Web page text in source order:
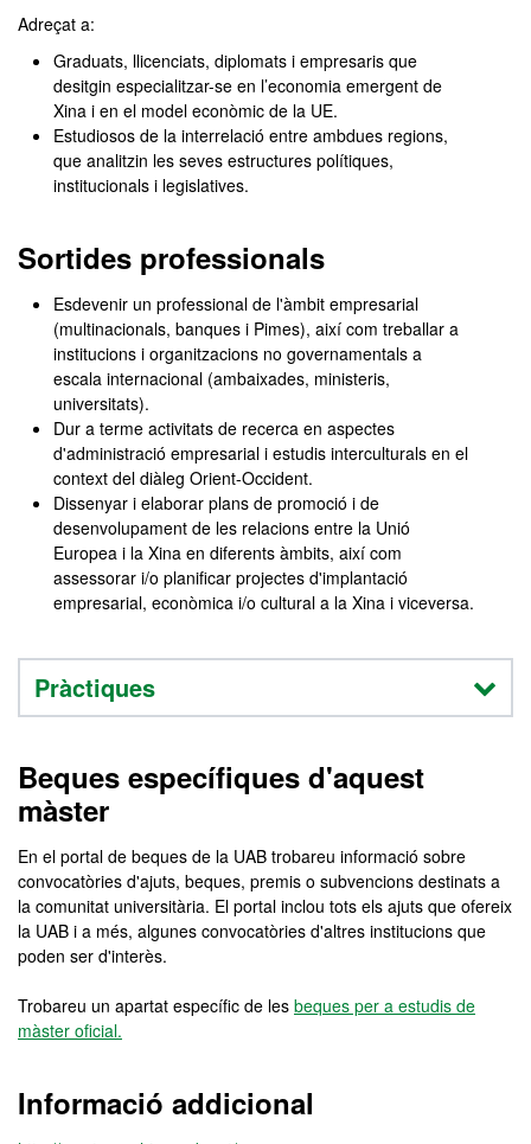
Adreçat a:
Graduats, llicenciats, diplomats i empresaris que
desitgin especialitzar-se en l’economia emergent de
Xina i en el model econòmic de la UE.
Estudiosos de la interrelació entre ambdues regions,
que analitzin les seves estructures polítiques,
institucionals i legislatives.
Sortides professionals
Esdevenir un professional de l'àmbit empresarial
(multinacionals, banques i Pimes), així com treballar a
institucions i organitzacions no governamentals a
escala internacional (ambaixades, ministeris,
universitats).
Dur a terme activitats de recerca en aspectes
d'administració empresarial i estudis interculturals en el
context del diàleg Orient-Occident.
Dissenyar i elaborar plans de promoció i de
desenvolupament de les relacions entre la Unió
Europea i la Xina en diferents àmbits, així com
assessorar i/o planificar projectes d'implantació
empresarial, econòmica i/o cultural a la Xina i viceversa.
Pràctiques
Beques específiques d'aquest
màster
En el portal de beques de la UAB trobareu informació sobre
convocatòries d'ajuts, beques, premis o subvencions destinats a
la comunitat universitària. El portal inclou tots els ajuts que ofereix
la UAB i a més, algunes convocatòries d'altres institucions que
poden ser d'interès.
Trobareu un apartat específic de les beques per a estudis de
màster oficial.
Informació addicional